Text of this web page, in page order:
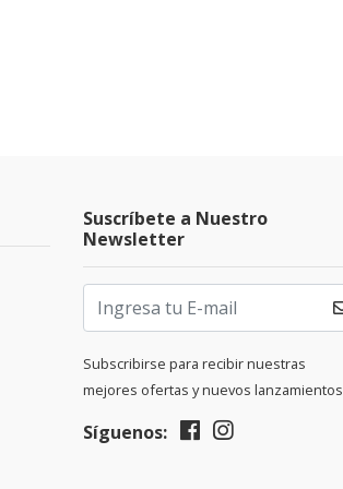
Suscríbete a Nuestro
Newsletter
Subscribirse para recibir nuestras
mejores ofertas y nuevos lanzamientos
Síguenos: